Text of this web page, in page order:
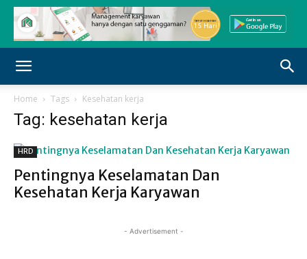
Home Tags Kesehatan kerja
Tag: kesehatan kerja
HRD
Pentingnya Keselamatan Dan
Kesehatan Kerja Karyawan
- Advertisement -